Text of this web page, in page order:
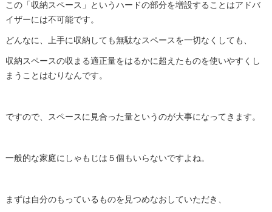
この「収納スペース」というハードの部分を増設することはアドバ
イザーには不可能です。
どんなに、上手に収納しても無駄なスペースを一切なくしても、
収納スペースの収まる適正量をはるかに超えたものを使いやすくし
まうことはむりなんです。
ですので、スペースに見合った量というのが大事になってきます。
一般的な家庭にしゃもじは５個もいらないですよね。
まずは自分のもっているものを見つめなおしていただき、